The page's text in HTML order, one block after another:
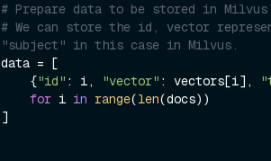
# Prepare data to be stored in Milvus
# We can store the id, vector
"subject" in this case in Milvus.
data = [
    {
"id" : i, "vector" : vectors[i],
for i in range(len(docs))
]